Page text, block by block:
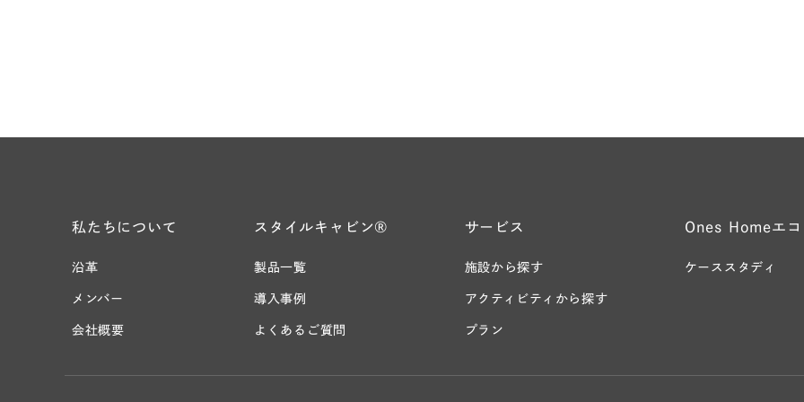
私たちについて
沿革
メンバー
会社概要
スタイルキャビン®
製品一覧
導入事例
よくあるご質問
サービス
施設から探す
アクティビティから探す
プラン
Ones Homeエコ
ケーススタディ